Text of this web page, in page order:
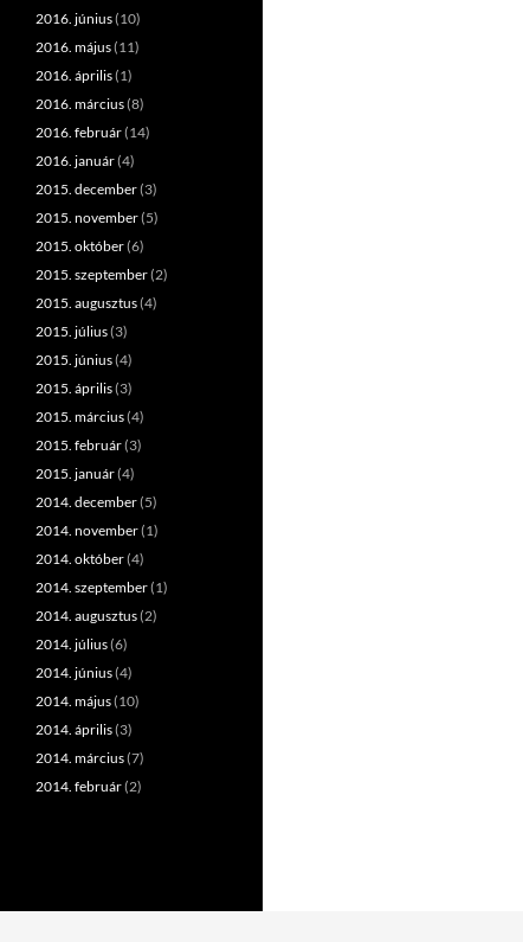
2016. június(10)
2016. május(11)
2016. április(1)
2016. március(8)
2016. február(14)
2016. január(4)
2015. december(3)
2015. november(5)
2015. október(6)
2015. szeptember(2)
2015. augusztus(4)
2015. július(3)
2015. június(4)
2015. április(3)
2015. március(4)
2015. február(3)
2015. január(4)
2014. december(5)
2014. november(1)
2014. október(4)
2014. szeptember(1)
2014. augusztus(2)
2014. július(6)
2014. június(4)
2014. május(10)
2014. április(3)
2014. március(7)
2014. február(2)